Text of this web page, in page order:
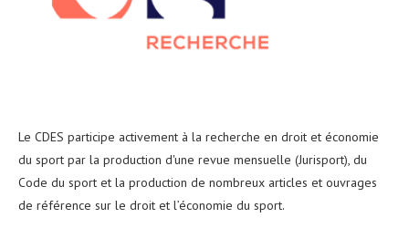
Le CDES participe activement à la recherche en droit et économie
du sport par la production d'une revue mensuelle (Jurisport), du
Code du sport et la production de nombreux articles et ouvrages
de référence sur le droit et l’économie du sport.